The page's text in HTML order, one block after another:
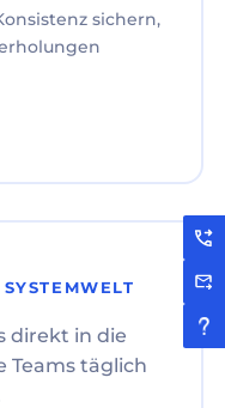
sichern,
direkt in die
Teams täglich